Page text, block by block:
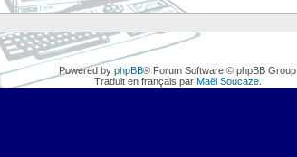
Powered by phpBB® Forum Software © phpBB Group
Traduit en français par Maël Soucaze.